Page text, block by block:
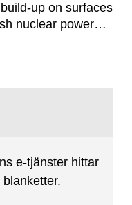
up on surfaces
nuclear power
radiation
the activity
e-tjänster hittar